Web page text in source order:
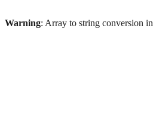
Warning: Array to string conversion in